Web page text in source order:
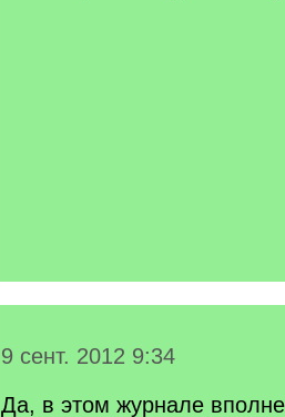
9 сент. 2012 9:34
Да, в этом журнале